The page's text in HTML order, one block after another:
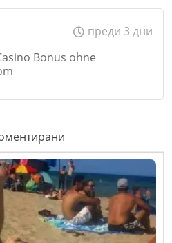
преди 3 дни
Bonus ohne